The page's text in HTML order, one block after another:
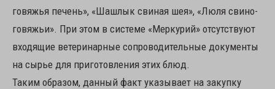
говяжья печень», «Шашлык свиная шея», «Люля свино-
говяжьи». При этом в системе «Меркурий» отсутствуют
входящие ветеринарные сопроводительные документы
на сырье для приготовления этих блюд.
Таким образом, данный факт указывает на закупку